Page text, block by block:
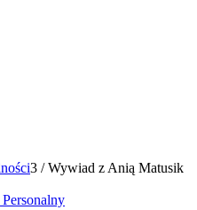
3 / Wywiad z Anią Matusik